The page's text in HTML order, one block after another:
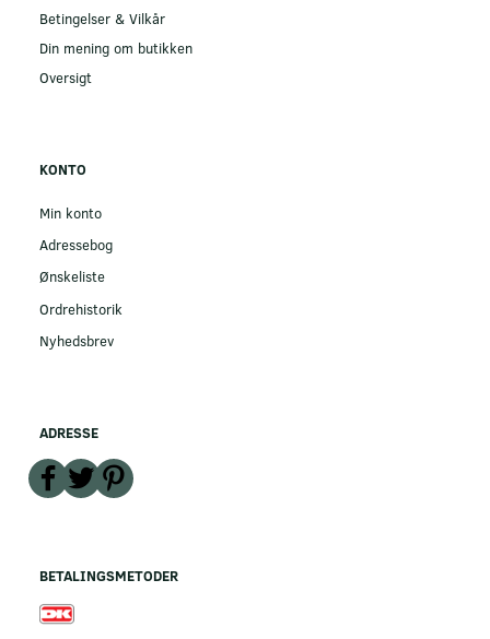
Betingelser & Vilkår
Din mening om butikken
Oversigt
KONTO
Min konto
Adressebog
Ønskeliste
Ordrehistorik
Nyhedsbrev
ADRESSE
BETALINGSMETODER